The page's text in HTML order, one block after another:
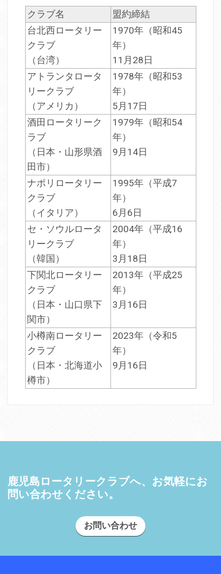
クラブ名
盟約締結
台北西ロータリー
クラブ
（台湾）
1970年（昭和45
年）
11月28日
アトランタロータ
リークラブ
（アメリカ）
1978年（昭和53
年）
5月17日
酒田ロータリーク
ラブ
（日本・山形県酒
田市）
1979年（昭和54
年）
9月14日
ナポリロータリー
クラブ
（イタリア）
1995年（平成7
年）
6月6日
セ・ソウルロータ
リークラブ
（韓国）
2004年（平成16
年）
3月18日
下関北ロータリー
クラブ
（日本・山口県下
関市）
2013年（平成25
年）
3月16日
小樽南ロータリー
クラブ
（日本・北海道小
樽市）
2023年（令和5
年）
9月16日
鹿児島ロータリークラブへ、お気軽にお
問い合わせください。
お問い合わせ